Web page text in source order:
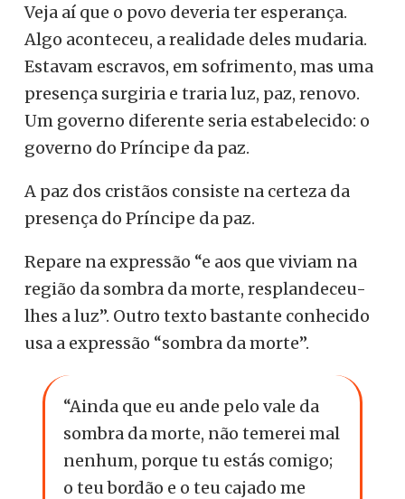
Veja aí que o povo deveria ter esperança.
Algo aconteceu, a realidade deles mudaria.
Estavam escravos, em sofrimento, mas uma
presença surgiria e traria luz, paz, renovo.
Um governo diferente seria estabelecido: o
governo do Príncipe da paz.
A paz dos cristãos consiste na certeza da
presença do Príncipe da paz.
Repare na expressão “e aos que viviam na
região da sombra da morte, resplandeceu-
lhes a luz”. Outro texto bastante conhecido
usa a expressão “sombra da morte”.
“Ainda que eu ande pelo vale da
sombra da morte, não temerei mal
nenhum, porque tu estás comigo;
o teu bordão e o teu cajado me